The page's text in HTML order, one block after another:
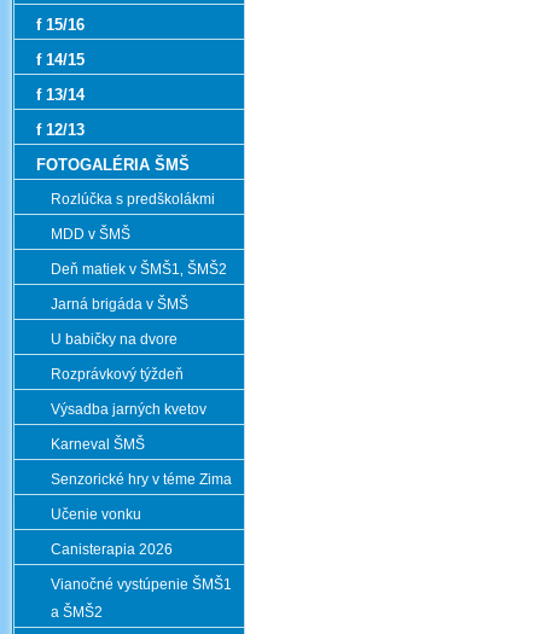
f 15/16
f 14/15
f 13/14
f 12/13
FOTOGALÉRIA ŠMŠ
Rozlúčka s predškolákmi
MDD v ŠMŠ
Deň matiek v ŠMŠ1‚ ŠMŠ2
Jarná brigáda v ŠMŠ
U babičky na dvore
Rozprávkový týždeň
Výsadba jarných kvetov
Karneval ŠMŠ
Senzorické hry v téme Zima
Učenie vonku
Canisterapia 2026
Vianočné vystúpenie ŠMŠ1
a ŠMŠ2